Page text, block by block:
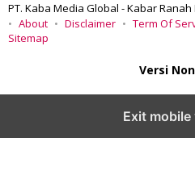
PT. Kaba Media Global - Kabar
About
Disclaimer Term Of
Sitemap
Versi
Exit mobile